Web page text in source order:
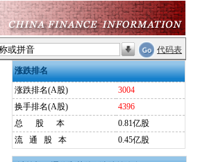
代码表
涨跌排名
涨跌排名(A股)
3004
换手排名(A股)
4396
总
股 本
0.81亿股
流
通 股 本 0.45亿股